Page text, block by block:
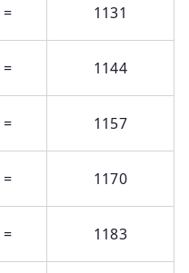
= 1131
= 1144
= 1157
= 1170
= 1183